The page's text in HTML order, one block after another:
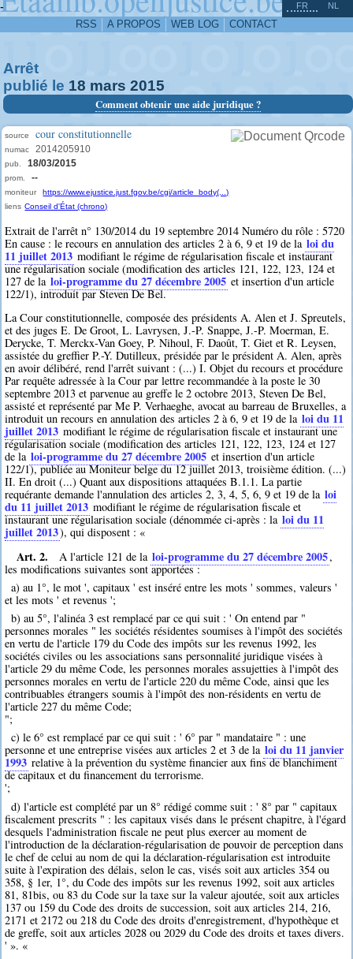
-
RSS A PROPOS WEB LOG CONTACT
FR NL
Arrêt
publié le 18 mars 2015
Comment obtenir une aide juridique ?
source cour constitutionnelle
numac 2014205910
pub. 18/03/2015
prom. --
moniteur
https://www.ejustice.just.fgov.be/cgi/article_body(...)
liens Conseil d'État (chrono)
Extrait de l'arrêt n° 130/2014 du 19 septembre 2014 Numéro du rôle : 5720
En cause : le recours en annulation des articles 2 à 6, 9 et 19 de la loi du
11 juillet 2013 modifiant le régime de régularisation fiscale et instaurant
une régularisation sociale (modification des articles 121, 122, 123, 124 et
127 de la loi-programme du 27 décembre 2005 et insertion d'un article
122/1), introduit par Steven De Bel.
La Cour constitutionnelle, composée des présidents A. Alen et J. Spreutels,
et des juges E. De Groot, L. Lavrysen, J.-P. Snappe, J.-P. Moerman, E.
Derycke, T. Merckx-Van Goey, P. Nihoul, F. Daoût, T. Giet et R. Leysen,
assistée du greffier P.-Y. Dutilleux, présidée par le président A. Alen, après
en avoir délibéré, rend l'arrêt suivant : (...) I. Objet du recours et procédure
Par requête adressée à la Cour par lettre recommandée à la poste le 30
septembre 2013 et parvenue au greffe le 2 octobre 2013, Steven De Bel,
assisté et représenté par Me P. Verhaeghe, avocat au barreau de Bruxelles, a
introduit un recours en annulation des articles 2 à 6, 9 et 19 de la loi du 11
juillet 2013 modifiant le régime de régularisation fiscale et instaurant une
régularisation sociale (modification des articles 121, 122, 123, 124 et 127
de la loi-programme du 27 décembre 2005 et insertion d'un article
122/1), publiée au Moniteur belge du 12 juillet 2013, troisième édition. (...)
II. En droit (...) Quant aux dispositions attaquées B.1.1. La partie
requérante demande l'annulation des articles 2, 3, 4, 5, 6, 9 et 19 de la loi
du 11 juillet 2013 modifiant le régime de régularisation fiscale et
instaurant une régularisation sociale (dénommée ci-après : la loi du 11
juillet 2013), qui disposent : «
Art. 2. A l'article 121 de la loi-programme du 27 décembre 2005,
les modifications suivantes sont apportées :
a) au 1°, le mot ', capitaux ' est inséré entre les mots ' sommes, valeurs '
et les mots ' et revenus ';
b) au 5°, l'alinéa 3 est remplacé par ce qui suit : ' On entend par "
personnes morales " les sociétés résidentes soumises à l'impôt des sociétés
en vertu de l'article 179 du Code des impôts sur les revenus 1992, les
sociétés civiles ou les associations sans personnalité juridique visées à
l'article 29 du même Code, les personnes morales assujetties à l'impôt des
personnes morales en vertu de l'article 220 du même Code, ainsi que les
contribuables étrangers soumis à l'impôt des non-résidents en vertu de
l'article 227 du même Code;
";
c) le 6° est remplacé par ce qui suit : ' 6° par " mandataire " : une
personne et une entreprise visées aux articles 2 et 3 de la loi du 11 janvier
1993 relative à la prévention du système financier aux fins de blanchiment
de capitaux et du financement du terrorisme.
';
d) l'article est complété par un 8° rédigé comme suit : ' 8° par " capitaux
fiscalement prescrits " : les capitaux visés dans le présent chapitre, à l'égard
desquels l'administration fiscale ne peut plus exercer au moment de
l'introduction de la déclaration-régularisation de pouvoir de perception dans
le chef de celui au nom de qui la déclaration-régularisation est introduite
suite à l'expiration des délais, selon le cas, visés soit aux articles 354 ou
358, § 1er, 1°, du Code des impôts sur les revenus 1992, soit aux articles
81, 81bis, ou 83 du Code sur la taxe sur la valeur ajoutée, soit aux articles
137 ou 159 du Code des droits de succession, soit aux articles 214, 216,
2171 et 2172 ou 218 du Code des droits d'enregistrement, d'hypothèque et
de greffe, soit aux articles 2028 ou 2029 du Code des droits et taxes divers.
' ». «
^